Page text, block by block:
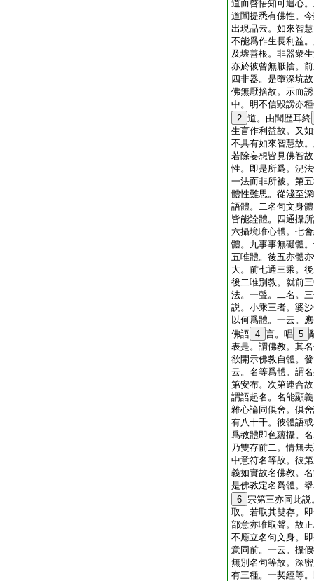
道而啓悟知可迴心
道闡提悉有佛性。
出現品云。如來智
不能爲作生長利益
及壞善根。非器衆
亦於彼曾無厭捨。
四非器。是墮深坑
佛無厭捨故。示而
中。明不信毀謗亦
2 道。由聞歴耳終
生盲作利益故。又
不具有如來智慧故
若除妄想皆見佛智
性。即是所爲。況
一法而非所被。第
體性難思。從淺至
語體。二名句文身
皆能詮體。四通攝
六攝境唯心體。七
體。九事事無礙體
五唯體。後五亦體
大。前七通三乘。
後二唯別教。就前
法。一聲。二名。
説。小乘三者。婆
以何爲體。一云。
佛語 4 言。唱 5
表是。謂佛教。其
欲開示佛教自體。
云。名等爲體。謂
第安布。次第連合
謂語起名。名能顯
雜心論同倶舍。倶
有八十千。彼體語
爲教體即色蘊攝。
乃雙存前二。情無
中意符名等故。彼
義如實故名佛教。
是佛教定名爲體。
6 宗第三亦同此
取。若取其雙存。
部意亦唯取聲。故
不應立名句文身。
意同前。一云。攝
無別名句等故。深
有三種。一契經等